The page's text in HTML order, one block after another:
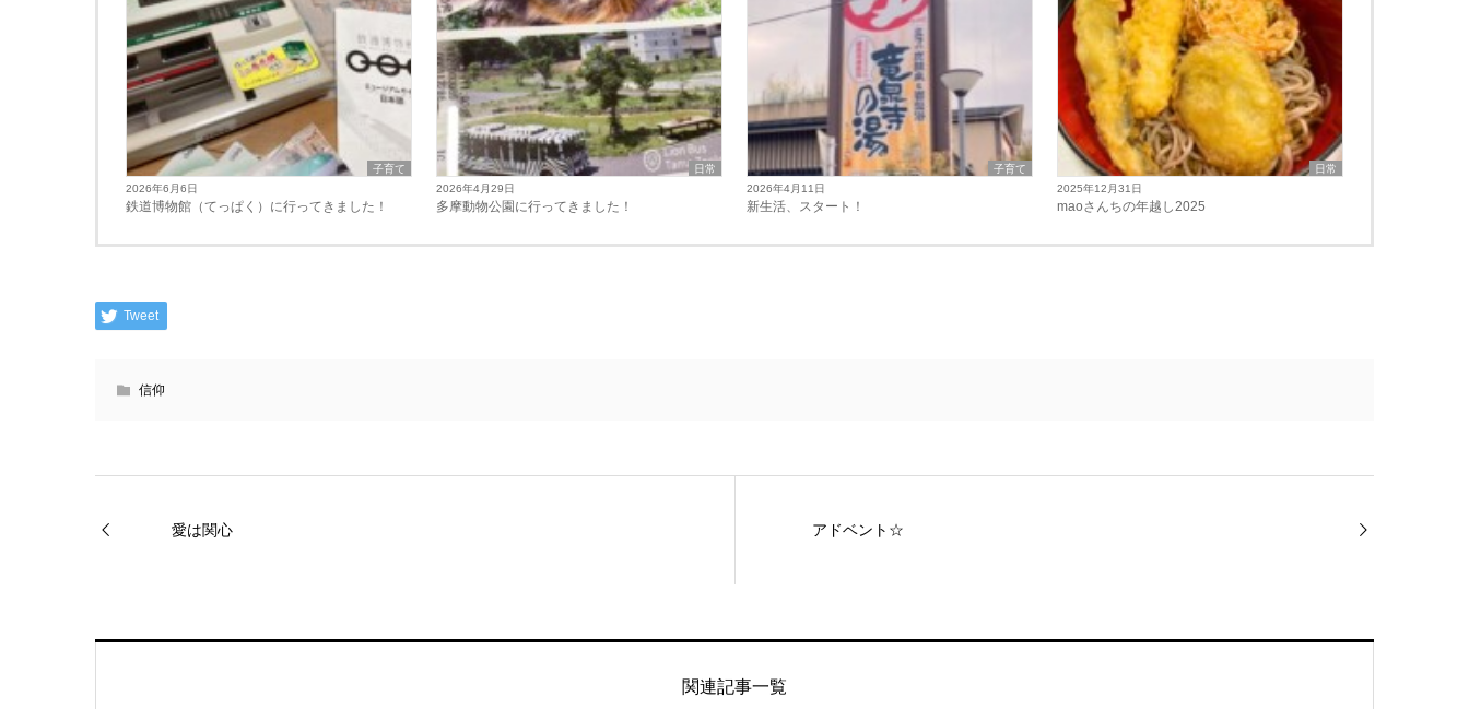
子育て
2026年6月6日
鉄道博物館（てっぱく）に行ってきました！
日常
2026年4月29日
多摩動物公園に行ってきました！
子育て
2026年4月11日
新生活、スタート！
日常
2025年12月31日
maoさんちの年越し2025
Tweet
信仰
愛は関心 アドベント☆
関連記事一覧